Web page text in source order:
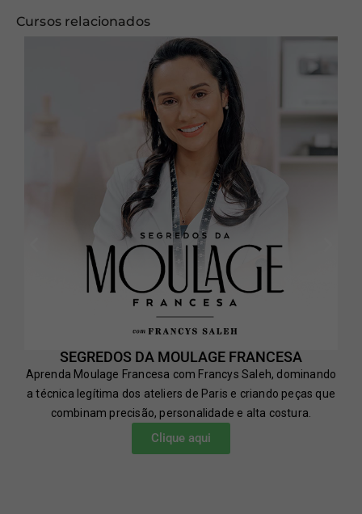
Cursos relacionados
SEGREDOS DA MOULAGE FRANCESA
Aprenda Moulage Francesa com Francys Saleh, dominando
a técnica legítima dos ateliers de Paris e criando peças que
combinam precisão, personalidade e alta costura.
Clique aqui